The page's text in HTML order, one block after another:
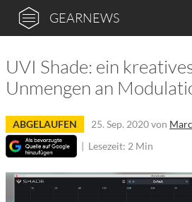
GEARNEWS
UVI Shade: ein
Unmengen an
ABGELAUFEN 25. Sep. 2020von
| Lesezeit: 2 Min